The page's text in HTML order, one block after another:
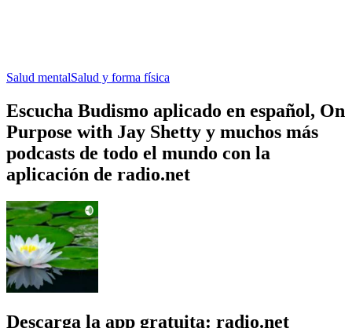
Salud mentalSalud y forma física
Escucha Budismo aplicado en español, On
Purpose with Jay Shetty y muchos más
podcasts de todo el mundo con la
aplicación de radio.net
Descarga la app gratuita: radio.net